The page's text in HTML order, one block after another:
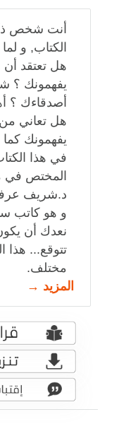
أنت شخص
الكتاب, و
هل تعتقد أن
يفهمونك ؟
أصدقاءك ؟
هل تعاني
يفهمونك كما
في هذا
المختص في
د.شريف
و هو كاتب
نعدك أن
تتوقع... هذا
مختلف.
المزيد →